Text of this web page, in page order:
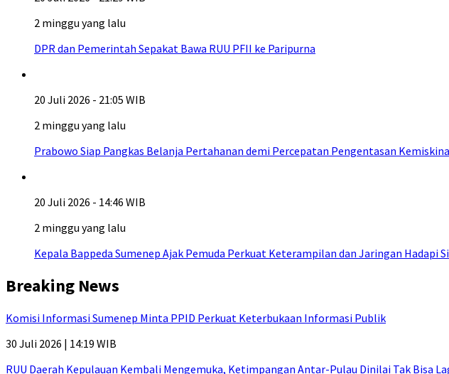
2 minggu yang lalu
DPR dan Pemerintah Sepakat Bawa RUU PFII ke Paripurna
20 Juli 2026 - 21:05 WIB
2 minggu yang lalu
Prabowo Siap Pangkas Belanja Pertahanan demi Percepatan Pengentasan
20 Juli 2026 - 14:46 WIB
2 minggu yang lalu
Kepala Bappeda Sumenep Ajak Pemuda Perkuat Keterampilan dan Jaringan Hadapi
Breaking News
Komisi Informasi Sumenep Minta PPID Perkuat Keterbukaan Informasi Publik
30 Juli 2026 | 14:19 WIB
RUU Daerah Kepulauan Kembali Mengemuka, Ketimpangan Antar-Pulau Dinilai Tak Bisa